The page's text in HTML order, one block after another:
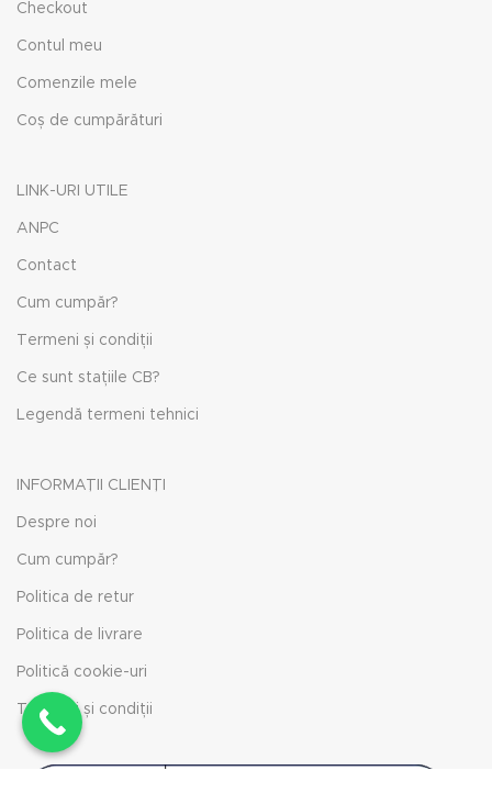
Checkout
Contul meu
Comenzile mele
Coș de cumpărături
LINK-URI UTILE
ANPC
Contact
Cum cumpăr?
Termeni și condiții
Ce sunt stațiile CB?
Legendă termeni tehnici
INFORMAȚII CLIENȚI
Despre noi
Cum cumpăr?
Politica de retur
Politica de livrare
Politică cookie-uri
Termeni și condiții